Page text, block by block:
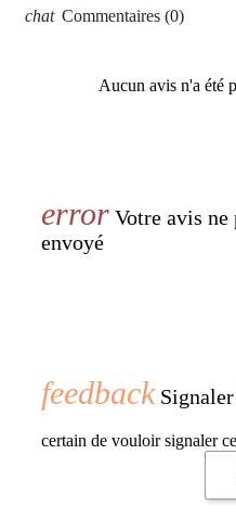
Commentaires (0)
Aucun avis n'a été
Votre avis ne
envoyé
Signaler
certain de vouloir signaler